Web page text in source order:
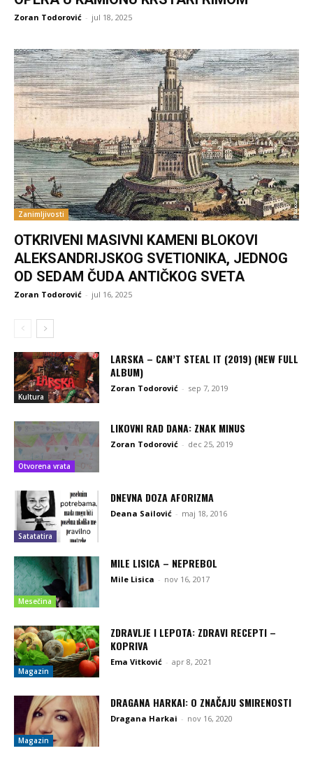
Zoran Todorović - jul 18, 2025
Zanimljivosti
OTKRIVENI MASIVNI KAMENI BLOKOVI
ALEKSANDRIJSKOG SVETIONIKA, JEDNOG
OD SEDAM ČUDA ANTIČKOG SVETA
Zoran Todorović - jul 16, 2025
Kultura
LARSKA – CAN’T STEAL IT (2019) (NEW FULL
ALBUM)
Zoran Todorović - sep 7, 2019
Otvorena vrata
LIKOVNI RAD DANA: ZNAK MINUS
Zoran Todorović - dec 25, 2019
Satatatira
DNEVNA DOZA AFORIZMA
Deana Sailović - maj 18, 2016
Mesečina
MILE LISICA – NEPREBOL
Mile Lisica - nov 16, 2017
Magazin
ZDRAVLJE I LEPOTA: ZDRAVI RECEPTI –
KOPRIVA
Ema Vitković - apr 8, 2021
Magazin
DRAGANA HARKAI: O ZNAČAJU SMIRENOSTI
Dragana Harkai - nov 16, 2020